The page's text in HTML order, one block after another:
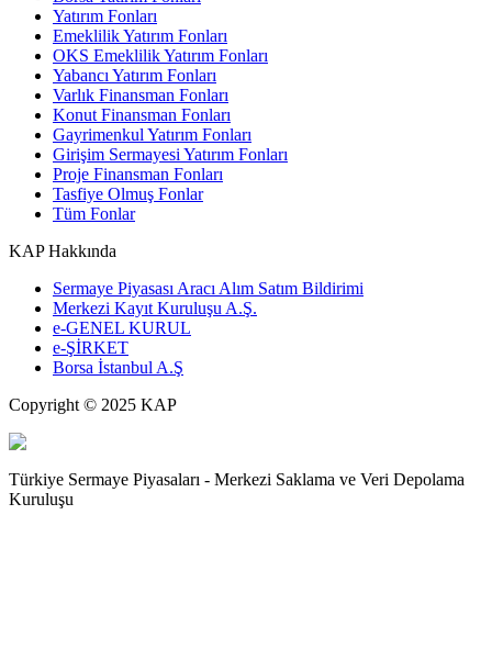
Yatırım Fonları
Emeklilik Yatırım Fonları
OKS Emeklilik Yatırım Fonları
Yabancı Yatırım Fonları
Varlık Finansman Fonları
Konut Finansman Fonları
Gayrimenkul Yatırım Fonları
Girişim Sermayesi Yatırım Fonları
Proje Finansman Fonları
Tasfiye Olmuş Fonlar
Tüm Fonlar
KAP Hakkında
Sermaye Piyasası Aracı Alım Satım Bildirimi
Merkezi Kayıt Kuruluşu A.Ş.
e-GENEL KURUL
e-ŞİRKET
Borsa İstanbul A.Ş
Copyright © 2025 KAP
Türkiye Sermaye Piyasaları - Merkezi Saklama ve Veri Depolama
Kuruluşu